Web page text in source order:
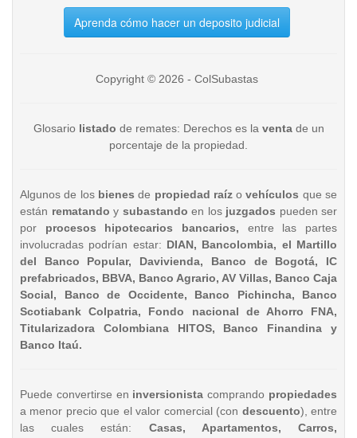
Aprenda cómo hacer un deposito judicial
Copyright © 2026 - ColSubastas
Glosario listado de remates: Derechos es la ventade un
porcentaje de la propiedad.
Algunos de los bienesde propiedad raízo vehículos que se
están rematando y subastando en los juzgados pueden ser
por procesos hipotecarios bancarios, entre las partes
involucradas podrían estar: DIAN, Bancolombia, el Martillo
del Banco Popular, Davivienda, Banco de Bogotá, IC
prefabricados, BBVA, Banco Agrario, AV Villas, Banco Caja
Social, Banco de Occidente, Banco Pichincha, Banco
Scotiabank Colpatria, Fondo nacional de Ahorro FNA,
Titularizadora Colombiana HITOS, Banco Finandina y
Banco Itaú.
Puede convertirse en inversionista comprando propiedades
a menor precio que el valor comercial (con descuento), entre
las cuales están: Casas, Apartamentos, Carros,